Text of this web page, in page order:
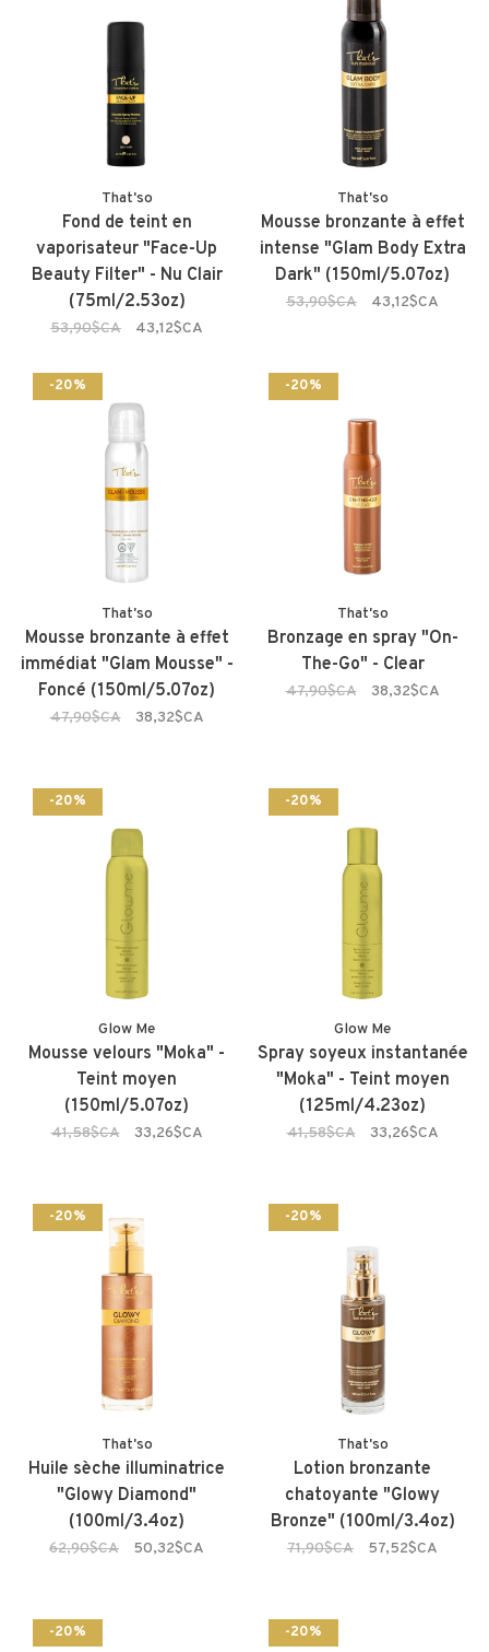
That'so
Fond de teint en
vaporisateur "Face-Up
Beauty Filter" - Nu Clair
(75ml/2.53oz)
53,90$CA 43,12$CA
That'so
Mousse bronzante à effet
intense "Glam Body Extra
Dark" (150ml/5.07oz)
53,90$CA 43,12$CA
-20%
That'so
Mousse bronzante à effet
immédiat "Glam Mousse" -
Foncé (150ml/5.07oz)
47,90$CA 38,32$CA
-20%
That'so
Bronzage en spray "On-
The-Go" - Clear
47,90$CA 38,32$CA
-20%
Glow Me
Mousse velours "Moka" -
Teint moyen
(150ml/5.07oz)
41,58$CA 33,26$CA
-20%
Glow Me
Spray soyeux instantanée
"Moka" - Teint moyen
(125ml/4.23oz)
41,58$CA 33,26$CA
-20%
That'so
Huile sèche illuminatrice
"Glowy Diamond"
(100ml/3.4oz)
62,90$CA 50,32$CA
-20%
That'so
Lotion bronzante
chatoyante "Glowy
Bronze" (100ml/3.4oz)
71,90$CA 57,52$CA
-20% -20%